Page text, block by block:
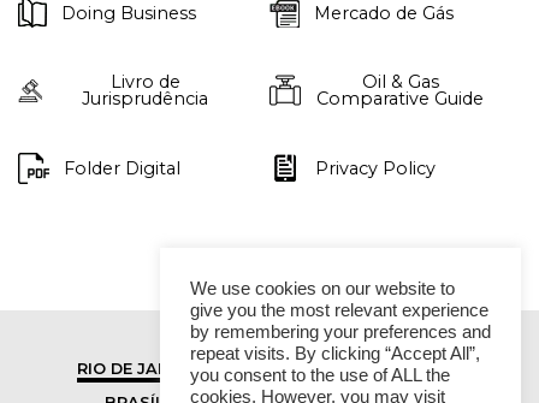
Doing Business Mercado de Gás
Livro de
Jurisprudência
Oil & Gas
Comparative Guide
Folder Digital Privacy Policy
RIO DE JANEIRO
SÃO PAULO
We use cookies on our website to
give you the most relevant experience
by remembering your preferences and
repeat visits. By clicking “Accept All”,
you consent to the use of ALL the
cookies. However, you may visit